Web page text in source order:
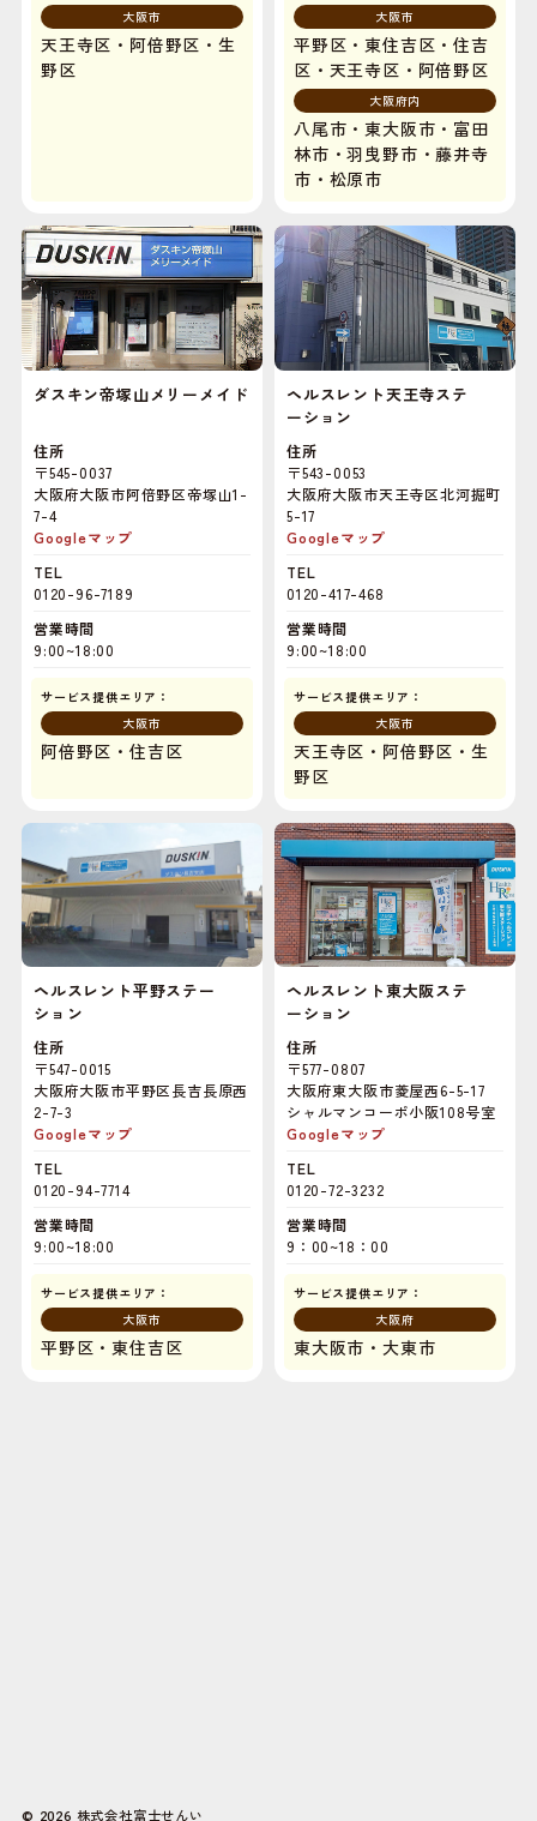
大阪市
天王寺区・阿倍野区・生
野区
大阪市
平野区・東住吉区・住吉
区・天王寺区・阿倍野区
大阪府内
八尾市・東大阪市・富田
林市・羽曳野市・藤井寺
市・松原市
ダスキン帝塚山メリーメイド
住所
〒545-0037
大阪府大阪市阿倍野区帝塚山1-
7-4
Googleマップ
TEL
0120-96-7189
営業時間
9:00~18:00
サービス提供エリア：
大阪市
阿倍野区・住吉区
ヘルスレント天王寺ステ
ーション
住所
〒543-0053
大阪府大阪市天王寺区北河掘町
5-17
Googleマップ
TEL
0120-417-468
営業時間
9:00~18:00
サービス提供エリア：
大阪市
天王寺区・阿倍野区・生
野区
ヘルスレント平野ステー
ション
住所
〒547-0015
大阪府大阪市平野区長吉長原西
2-7-3
Googleマップ
TEL
0120-94-7714
営業時間
9:00~18:00
サービス提供エリア：
大阪市
平野区・東住吉区
ヘルスレント東大阪ステ
ーション
住所
〒577-0807
大阪府東大阪市菱屋西6-5-17
シャルマンコーポ小阪108号室
Googleマップ
TEL
0120-72-3232
営業時間
9：00~18：00
サービス提供エリア：
大阪府
東大阪市・大東市
© 2026 株式会社富士せんい